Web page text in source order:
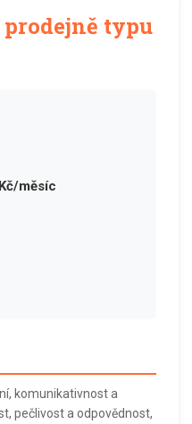
typu
měsíc
komunikativnost a
pečlivost a odpovědnost,